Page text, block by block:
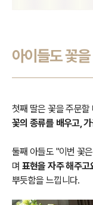
아이들도 꽃
첫째 딸은 꽃을 주문할
꽃의 종류를 배우고,
둘째 아들도 "이번 꽃
며 표현을 자주 해주고
뿌듯함을 느낍니다.